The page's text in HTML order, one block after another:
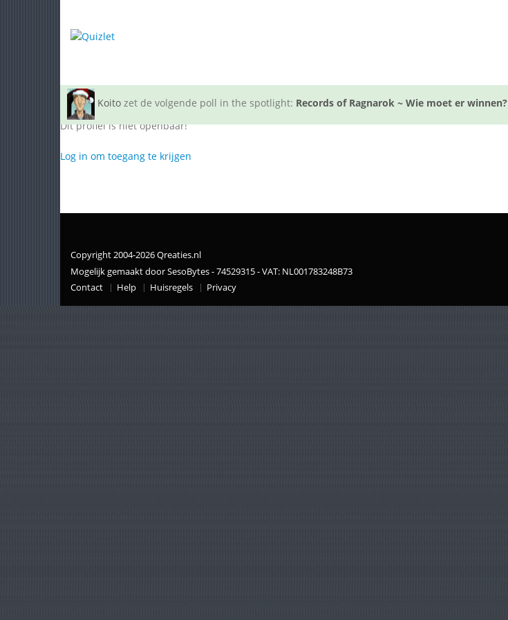
Koito zet de volgende poll in the spotlight: Records of Ragnarok ~ Wie moet er winnen?
Dit profiel is niet openbaar!
Log in om toegang te krijgen
Copyright 2004-2026 Qreaties.nl
Mogelijk gemaakt door SesoBytes - 74529315 - VAT: NL001783248B73
Contact
Help Huisregels Privacy